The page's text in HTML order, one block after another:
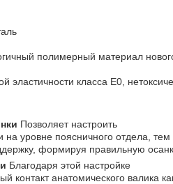
полимерный материал
эластичности класса Е0,
Позволяет настроить
на уровне поясничного отдела, тем
формируя правильную
Благодаря этой настройке
контакт анатомического валика